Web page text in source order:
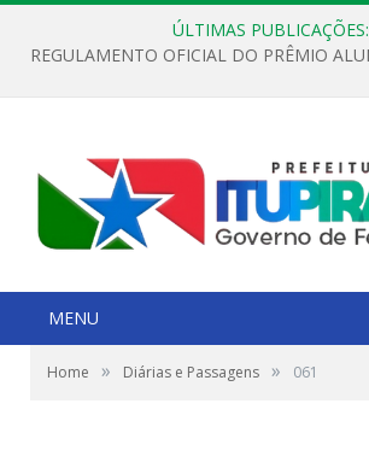
ÚLTIMAS PUBLICAÇÕES:
MENU
Home » Diárias e Passagens » 061